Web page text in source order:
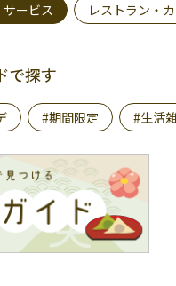
ービス レストラン・
で探す
#期間限定 #生活